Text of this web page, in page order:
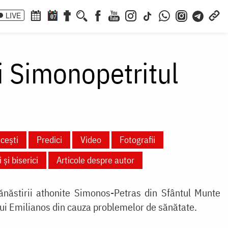
LIVE 07
Predici Video
Fotografii
și biserici
Articole despre autor
athonite Simonos-Petras din Sfântul Munte
din cauza problemelor de sănătate.